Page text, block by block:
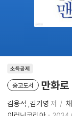
소득공제
중고도서 만화
김용석 ,김기영 저